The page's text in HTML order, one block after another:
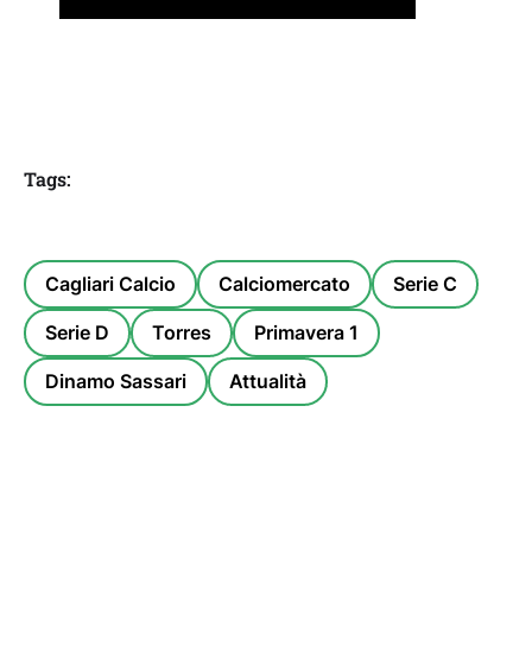
Tags:
Cagliari Calcio Calciomercato Serie C
Serie D Torres Primavera 1
Dinamo Sassari Attualità